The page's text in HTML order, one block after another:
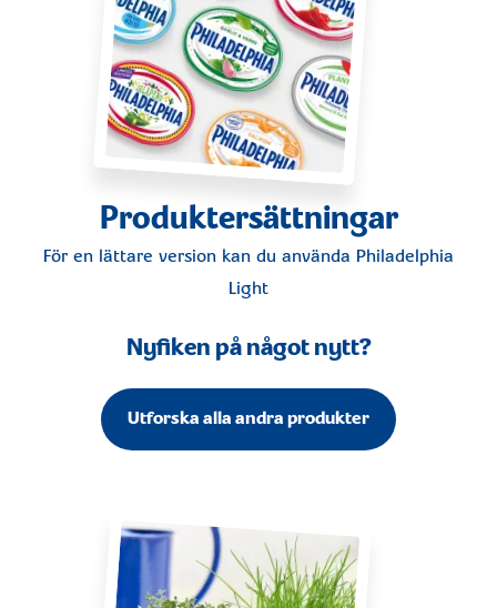
Produktersättningar
För en lättare version kan du använda Philadelphia
Light
Nyfiken på något nytt?
Utforska alla andra produkter